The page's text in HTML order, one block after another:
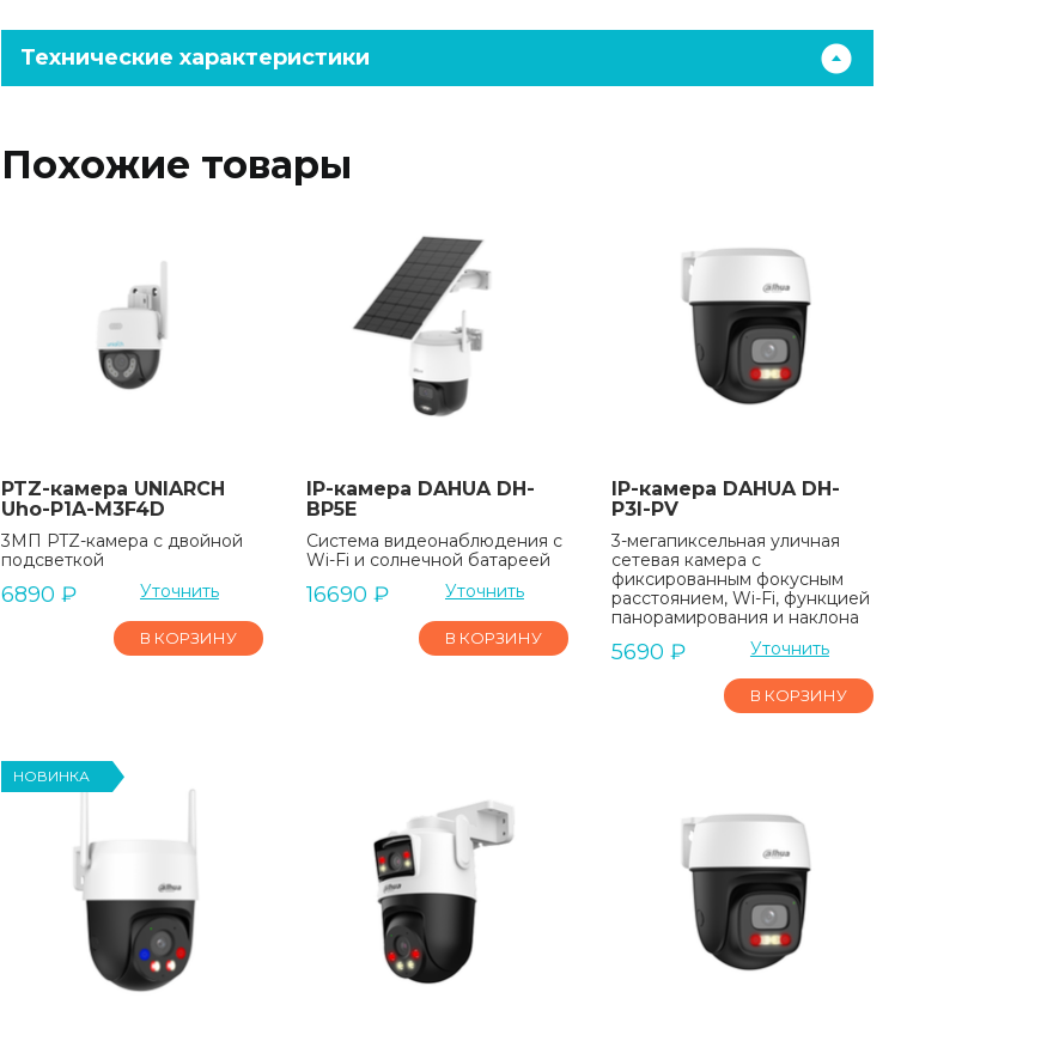
Технические характеристики
Похожие товары
PTZ-камера UNIARCH
Uho-P1A-M3F4D
3МП PTZ-камера с двойной
подсветкой
6890 ₽ Уточнить
В КОРЗИНУ
IP-камера DAHUA DH-
BP5E
Система видеонаблюдения с
Wi-Fi и солнечной батареей
16690 ₽ Уточнить
В КОРЗИНУ
IP-камера DAHUA DH-
P3I-PV
3-мегапиксельная уличная
сетевая камера с
фиксированным фокусным
расстоянием, Wi-Fi, функцией
панорамирования и наклона
5690 ₽ Уточнить
В КОРЗИНУ
НОВИНКА